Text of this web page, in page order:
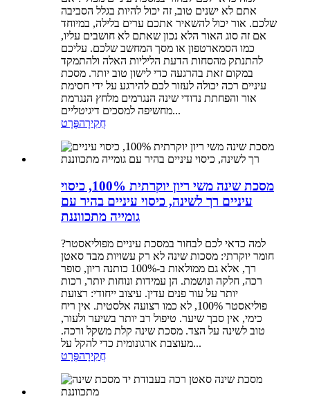
אתם לא ישנים טוב, זה יכול להיות בגלל הסביבה
שלכם. אור יכול להשאיר אתכם ערים בלילה, במיוחד
אם זה סוג האור הלא נכון שאתם לא חושבים עליו,
כמו הסמארטפון או מסך המחשב שלכם. עליכם
להתנתק מהסחות הדעת הליליות האלה ולהתמקד
במקום זאת בהרגעה כדי לישון טוב יותר. מסכת
עיניים רכה יכולה לעזור לכם להירגע על ידי חסימת
אור והפחתת נדודי שינה הנגרמים מלחץ הנגרמת
מחשיפה למסכים דיגיטליים...
חֲקִירָהפְּרָט
מסכת שינה משי ריון יוקרתית 100%, כיסוי
עיניים רך לשינה, כיסוי עיניים בהיר עם
גומייה מתכווננת
למה כדאי לכם לבחור במסכת עיניים מפוליאסטר?
חומר יוקרתי: מסכות שינה לא רק עשויות מבד סאטן
רך, אלא גם ממולאות ב-100% כותנה ריון, סופר
רכה, חלקה ונושמת. הן עמידות ונוחות יותר, רכות
יותר על עור פנים עדין. עיצוב ייחודי: רצועת
פוליאסטר 100%, לא כמו רצועה אלסטית. אין ריח
כימי, אין סבך שיער. טיפול רב יותר בשיער ולעור,
טוב לשינה על הצד. מסכת שינה קלת משקל ורכה.
מעוצבת ארגונומית כדי להקל על...
חֲקִירָהפְּרָט